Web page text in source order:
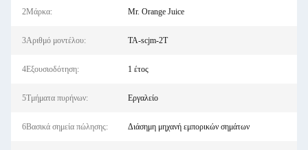
2Μάρκα: Mr. Orange Juice
3Αριθμό μοντέλου: TA-scjm-2T
4Εξουσιοδότηση: 1 έτος
5Τμήματα πυρήνων: Εργαλείο
6Βασικά σημεία πώλησης: Διάσημη μηχανή εμπορικών σημάτων